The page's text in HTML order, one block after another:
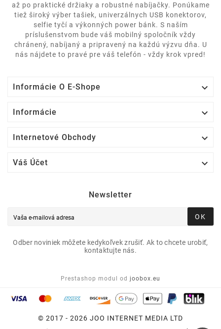
až po praktické držiaky a robustné nabíjačky. Ponúkame
tiež široký výber tašiek, univerzálnych USB konektorov,
selfie tyčí a výkonných power bánk. S naším
príslušenstvom bude váš mobilný spoločník vždy
chránený, nabíjaný a pripravený na každú výzvu dňa. U
nás nájdete to pravé pre váš telefón - vždy krok vpred!
Informácie O E-Shope 
Informácie 
Internetové Obchody 
Váš Účet 
Newsletter
OK
Odber noviniek môžete kedykoľvek zrušiť. Ak to chcete urobiť,
kontaktujte nás.
Prestashop modul od joobox.eu
© 2017 - 2026 JOO INTERNET MEDIA LTD